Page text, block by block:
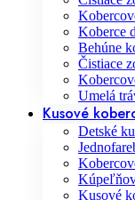
Koberce
Behúne
Čistiace
Umelá
Kusové
Detské
Kusové